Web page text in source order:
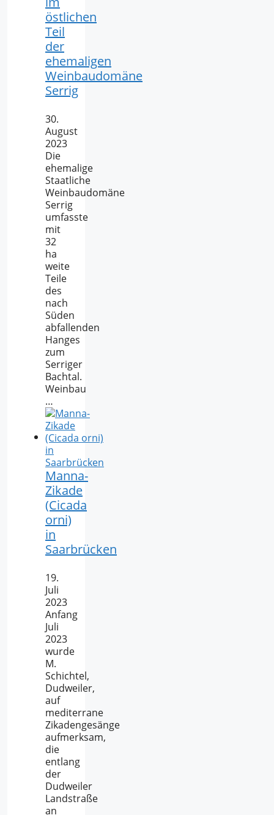
östlichen
Teil
der
ehemaligen
Weinbaudomäne
Serrig
30.
August
2023
Die
ehemalige
Staatliche
Weinbaudomäne
Serrig
umfasste
mit
32
ha
weite
Teile
des
nach
Süden
abfallenden
Hanges
zum
Serriger
Bachtal.
Weinbau
…
Manna-
Zikade
(Cicada
orni)
in
Saarbrücken
19.
Juli
2023
Anfang
Juli
2023
wurde
M.
Schichtel,
Dudweiler,
auf
mediterrane
Zikadengesänge
aufmerksam,
die
entlang
der
Dudweiler
Landstraße
an